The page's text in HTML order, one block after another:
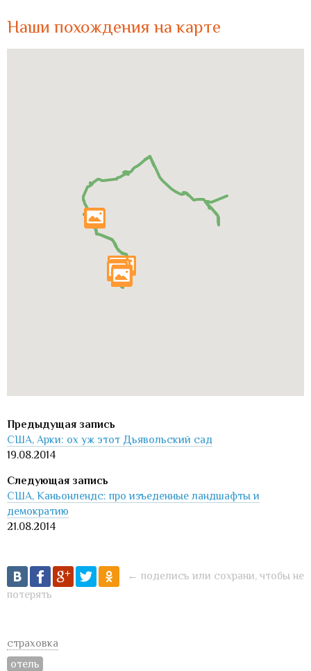
Наши похождения на карте
США, Арки: ох уж этот Дьявольский сад
19.08.2014
США, Каньонлендс: про изъеденные ландшафты и
демократию
21.08.2014
← поделись или сохрани, чтобы не
потерять
страховка
отель